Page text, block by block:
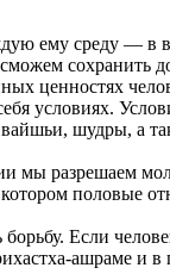
ему среду — в
сохранить
ценностях
условиях.
шудры, а
мы разрешаем
половые
Если
ашраме и